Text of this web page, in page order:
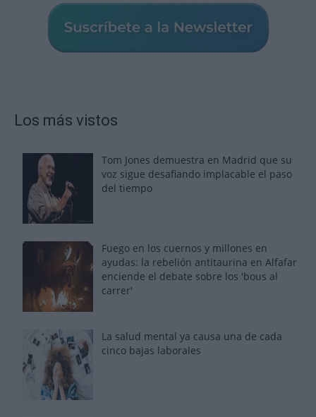
Los más vistos
Tom Jones demuestra en Madrid que su
voz sigue desafiando implacable el paso
del tiempo
Fuego en los cuernos y millones en
ayudas: la rebelión antitaurina en Alfafar
enciende el debate sobre los 'bous al
carrer'
La salud mental ya causa una de cada
cinco bajas laborales